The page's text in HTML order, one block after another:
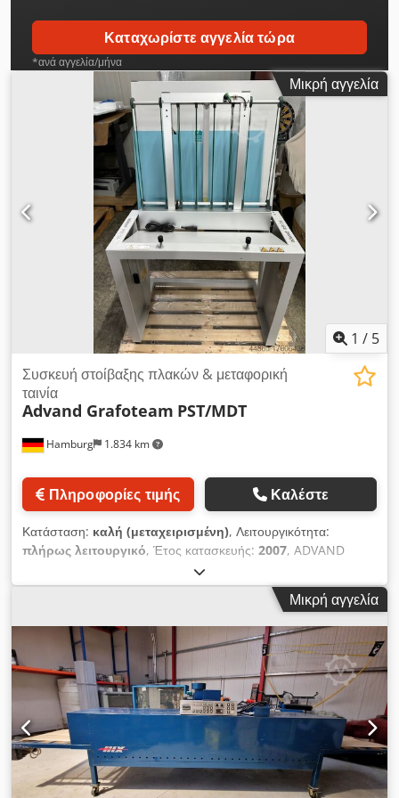
Καταχωρίστε αγγελία τώρα
*ανά αγγελία/μήνα
Μικρή αγγελία
1 / 5
Hamburg 1.834 km
Συσκευή στοίβαξης πλακών & μεταφορική
ταινία
Advand Grafoteam PST/MDT
Πληροφορίες τιμής Καλέστε
Κατάσταση: καλή (μεταχειρισμένη), Λειτουργικότητα:
πλήρως λειτουργικό, Έτος κατασκευής: 2007, ADVAND
Grafoteam PST26 στοιβακτής πλακών, 2007 καθαρισμένος και
ελεγμένος Credpju Hl Hhjfx Afmof ADVAND Grafoteam
PST36 στοιβακτής πλακών, 2005 καθαρισμένος και ελεγμένος
ADVAND Grafoteam PST36 στοιβακτής πλακών, 2008
καθαρισμένος και ελεγμένος ADVAND Grafoteam MDT26C
μεταφορική ταινία, 2005 καθαρισμένη και ελεγμένη Όλες οι
προσφορές υπόκεινται σε ενδεχόμενη προηγούμενη πώληση.
Μικρή αγγελία